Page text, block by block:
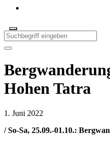
Hohen Tatra
1. Juni 2022
/So-Sa, 25.09.-01.10.: